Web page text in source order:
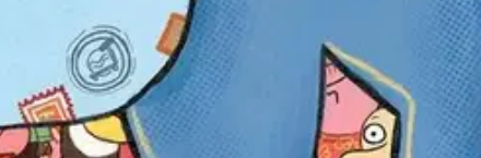
parantaa, anna palautetta.